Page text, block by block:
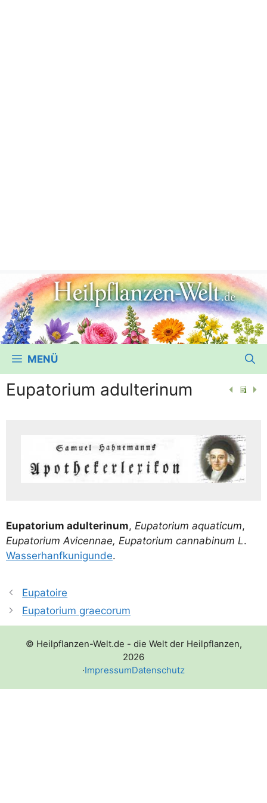
MENÜ
Eupatorium adulterinum
Eupa­to­ri­um adul­te­rinum, Eupa­to­ri­um aqua­ti­cum,
Eupa­to­ri­um Avicen­nae, Eupa­to­ri­um can­na­binum L.
Was­ser­hanf­ku­ni­gun­de.
Eupatoire
Eupatorium graecorum
© Heilpflanzen-Welt.de - die Welt der Heilpflanzen,
2026
·ImpressumDatenschutz